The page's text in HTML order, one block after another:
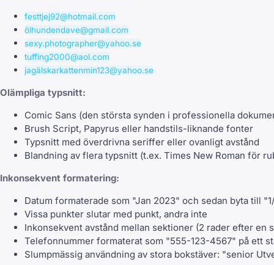
festtjej92@hotmail.com
ölhundendave@gmail.com
sexy.photographer@yahoo.se
tuffing2000@aol.com
jagälskarkattenmin123@yahoo.se
Olämpliga typsnitt:
Comic Sans (den största synden i professionella
Brush Script, Papyrus eller handstils-liknande fonter
Typsnitt med överdrivna seriffer eller ovanligt avstånd
Blandning av flera typsnitt (t.ex. Times New Roman för
Inkonsekvent formatering:
Datum formaterade som "Jan 2023" och sedan byta till
Vissa punkter slutar med punkt, andra inte
Inkonsekvent avstånd mellan sektioner (2 rader efter en
Telefonnummer formaterat som "555-123-4567" på ett
Slumpmässig användning av stora bokstäver: "senior